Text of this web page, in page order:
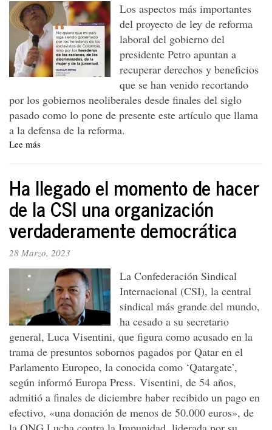
Los aspectos más importantes
del proyecto de ley de reforma
laboral del gobierno del
presidente Petro apuntan a
recuperar derechos y beneficios
que se han venido recortando
por los gobiernos neoliberales desde finales del siglo
pasado como lo pone de presente este artículo que llama
a la defensa de la reforma.
Lee más
laboral
del
Cambio
se
puede!
Ha llegado el momento de hacer
de la CSI una organización
verdaderamente democrática
28 Marzo, 2023
La Confederación Sindical
Internacional (CSI), la central
sindical más grande del mundo,
ha cesado a su secretario
general, Luca Visentini, que figura como acusado en la
trama de presuntos sobornos pagados por Qatar en el
Parlamento Europeo, la conocida como ‘Qatargate’,
según informó Europa Press. Visentini, de 54 años,
admitió a finales de diciembre haber recibido un pago en
efectivo, «una donación de menos de 50.000 euros», de